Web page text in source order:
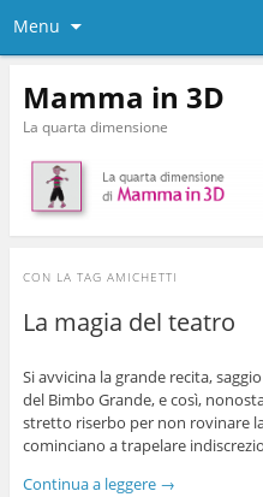
Menu
Mamma in 3D
La quarta dimensione
CON LA TAG AMICHETTI
La magia del teatro
Si avvicina la grande recita,
del Bimbo Grande, e così,
stretto riserbo per non rovinare
cominciano a trapelare
Continua a leggere →